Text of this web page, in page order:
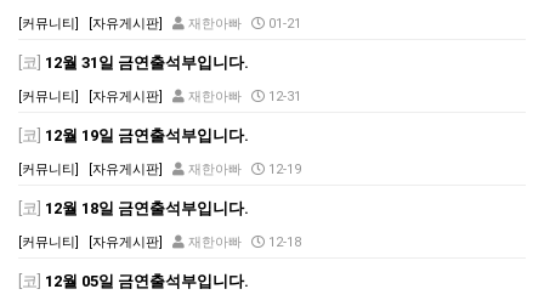
[커뮤니티] [자유게시판] 재한아빠 01-21
[코] 12월 31일 금연출석부입니다.
[커뮤니티] [자유게시판] 재한아빠 12-31
[코] 12월 19일 금연출석부입니다.
[커뮤니티] [자유게시판] 재한아빠 12-19
[코] 12월 18일 금연출석부입니다.
[커뮤니티] [자유게시판] 재한아빠 12-18
[코] 12월 05일 금연출석부입니다.